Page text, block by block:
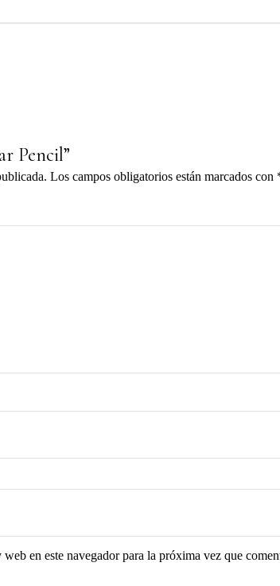
Pencil”
Los campos obligatorios están marcados con
en este navegador para la próxima vez que